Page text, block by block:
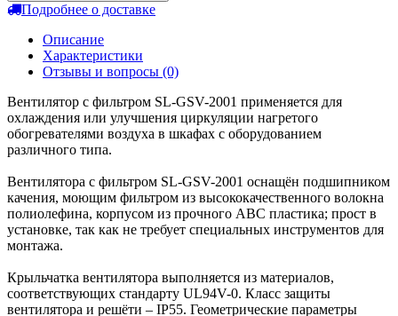
Подробнее о доставке
Описание
Характеристики
Отзывы и вопросы (0)
Вентилятор с фильтром SL-GSV-2001 применяется для
охлаждения или улучшения циркуляции нагретого
обогревателями воздуха в шкафах с оборудованием
различного типа.
Вентилятора с фильтром SL-GSV-2001 оснащён подшипником
качения, моющим фильтром из высококачественного волокна
полиолефина, корпусом из прочного ABC пластика; прост в
установке, так как не требует специальных инструментов для
монтажа.
Крыльчатка вентилятора выполняется из материалов,
соответствующих стандарту UL94V-0. Класс защиты
вентилятора и решёти – IP55. Геометрические параметры